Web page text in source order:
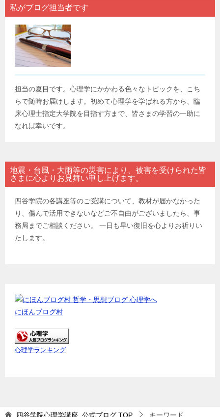
私がブログ担当者です
担当の夏目です。心理学にかかわる色々なトピックを、こち
らで随時お届けします。初めて心理学を学ばれる方から、臨
床心理士指定大学院を目指す方まで、皆さまの学習の一助に
なれば幸いです。
地震・台風・大雨等の災害により、被害を受けられた皆
さまに心よりお見舞い申し上げます。
四谷学院の各講座等のご受講について、教材が届かなかった
り、傷んで活用できないなどご不自由がございましたら、事
務局までご相談ください。 一日も早い復旧を心よりお祈りい
たします。
にほんブログ村
心理学ランキング
四谷学院心理学講座_公式ブログ TOP キーワード